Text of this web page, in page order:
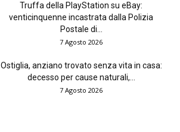
Truffa della PlayStation su eBay:
venticinquenne incastrata dalla Polizia
Postale di...
7 Agosto 2026
Ostiglia, anziano trovato senza vita in casa:
decesso per cause naturali,...
7 Agosto 2026